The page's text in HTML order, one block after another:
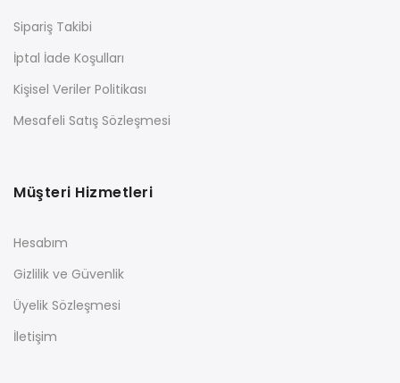
Sipariş Takibi
İptal İade Koşulları
Kişisel Veriler Politikası
Mesafeli Satış Sözleşmesi
Müşteri Hizmetleri
Hesabım
Gizlilik ve Güvenlik
Üyelik Sözleşmesi
İletişim